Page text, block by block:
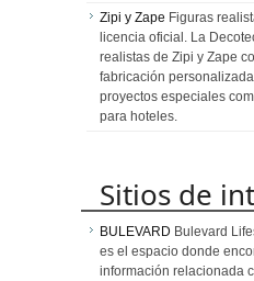
Zipi y Zape Figuras
licencia oficial. La
realistas de Zipi y Zape
fabricación
proyectos especiales
para hoteles.
Sitios de
BULEVARD Bulevard
es el espacio donde
información relacionada